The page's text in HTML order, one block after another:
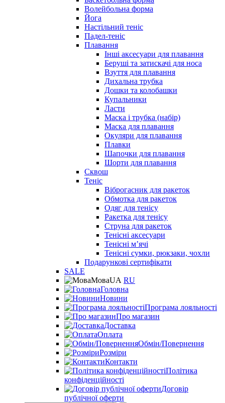
Волейбольна форма
Йога
Настільний теніс
Падел-теніс
Плавання
Інші аксесуари для плавання
Беруші та затискачі для носа
Взуття для плавання
Дихальна трубка
Дошки та колобашки
Купальники
Ласти
Маска і трубка (набір)
Маска для плавання
Окуляри для плавання
Плавки
Шапочки для плавання
Шорти для плавання
Сквош
Теніс
Віброгасник для ракеток
Обмотка для ракеток
Одяг для тенісу
Ракетка для тенісу
Струна для ракеток
Тенісні аксесуари
Тенісні мʼячі
Тенісні сумки, рюкзаки, чохли
Подарункові сертифікати
SALE
МоваUA RU
Головна
Новини
Програма лояльності
Про магазин
Доставка
Оплата
Обмін/Повернення
Розміри
Контакти
Політика
конфіденційності
Договір
публічної оферти